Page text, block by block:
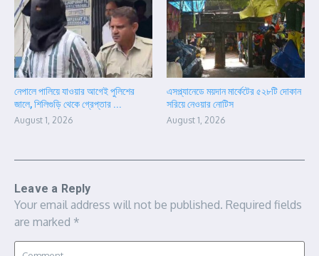
নেপালে পালিয়ে যাওয়ার আগেই পুলিশের
জালে, শিলিগুড়ি থেকে গ্রেপ্তার ...
August 1, 2026
এসপ্ল্যানেডে ময়দান মার্কেটের ৫২৮টি দোকান
সরিয়ে নেওয়ার নোটিস
August 1, 2026
Leave a Reply
Your email address will not be published. Required fields
are marked *